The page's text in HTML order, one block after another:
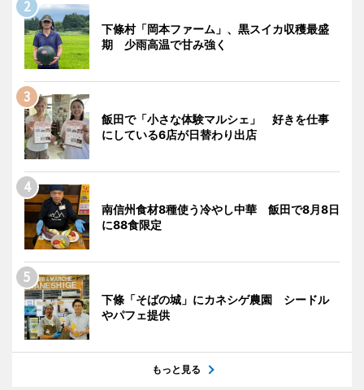
下條村「岡本ファーム」、黒スイカ収穫最盛
期 少雨高温で甘み強く
飯田で「小さな体験マルシェ」 好きを仕事
にしている6店が日替わり出店
南信州食材8種使う冷やし中華 飯田で8月8日
に88食限定
下條「そばの城」にカネシゲ農園 シードル
やパフェ提供
もっと見る